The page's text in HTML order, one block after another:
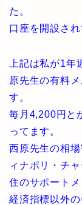
た。
口座を開設さ
上記は私が1
原先生の有料
す。
毎月4,200円と
ってます。
西原先生の相
ィナポリ・チ
住のサポート
経済指標以外